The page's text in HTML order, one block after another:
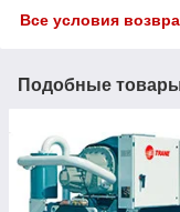
Все условия
Подобные